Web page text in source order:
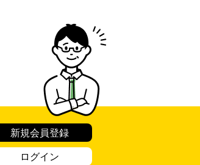
新規会員登録
ログイン